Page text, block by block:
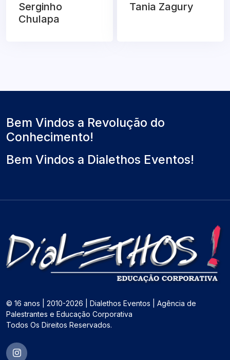
Serginho
Chulapa
Tania Zagury
Bem Vindos a Revolução do
Conhecimento!
Bem Vindos a Dialethos Eventos!
© 16 anos | 2010-2026 | Dialethos Eventos | Agência de
Palestrantes e Educação Corporativa
Todos Os Direitos Reservados.